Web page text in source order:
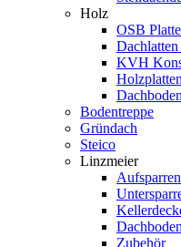
Holz
OSB
KVH
Holzplatten
Dachboden
Bodentreppe
Gründach
Steico
Linzmeier
Zubehör